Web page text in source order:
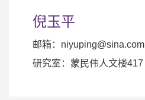
倪玉平
邮箱：niyuping@sina.com
研究室：蒙民伟人文楼417